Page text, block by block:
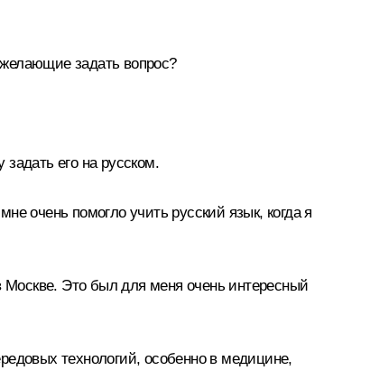
задать вопрос?
его на русском.
очень помогло учить русский язык, когда я
Москве. Это был для меня очень интересный
технологий, особенно в медицине,